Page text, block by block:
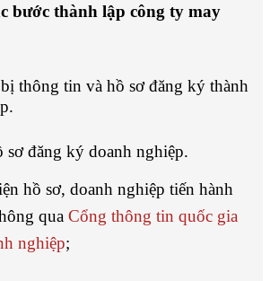
bước thành lập công ty may
thông tin và hồ sơ đăng ký thành
sơ đăng ký doanh nghiệp.
hồ sơ, doanh nghiệp tiến hành
qua Cổng thông tin quốc gia
nghiệp;